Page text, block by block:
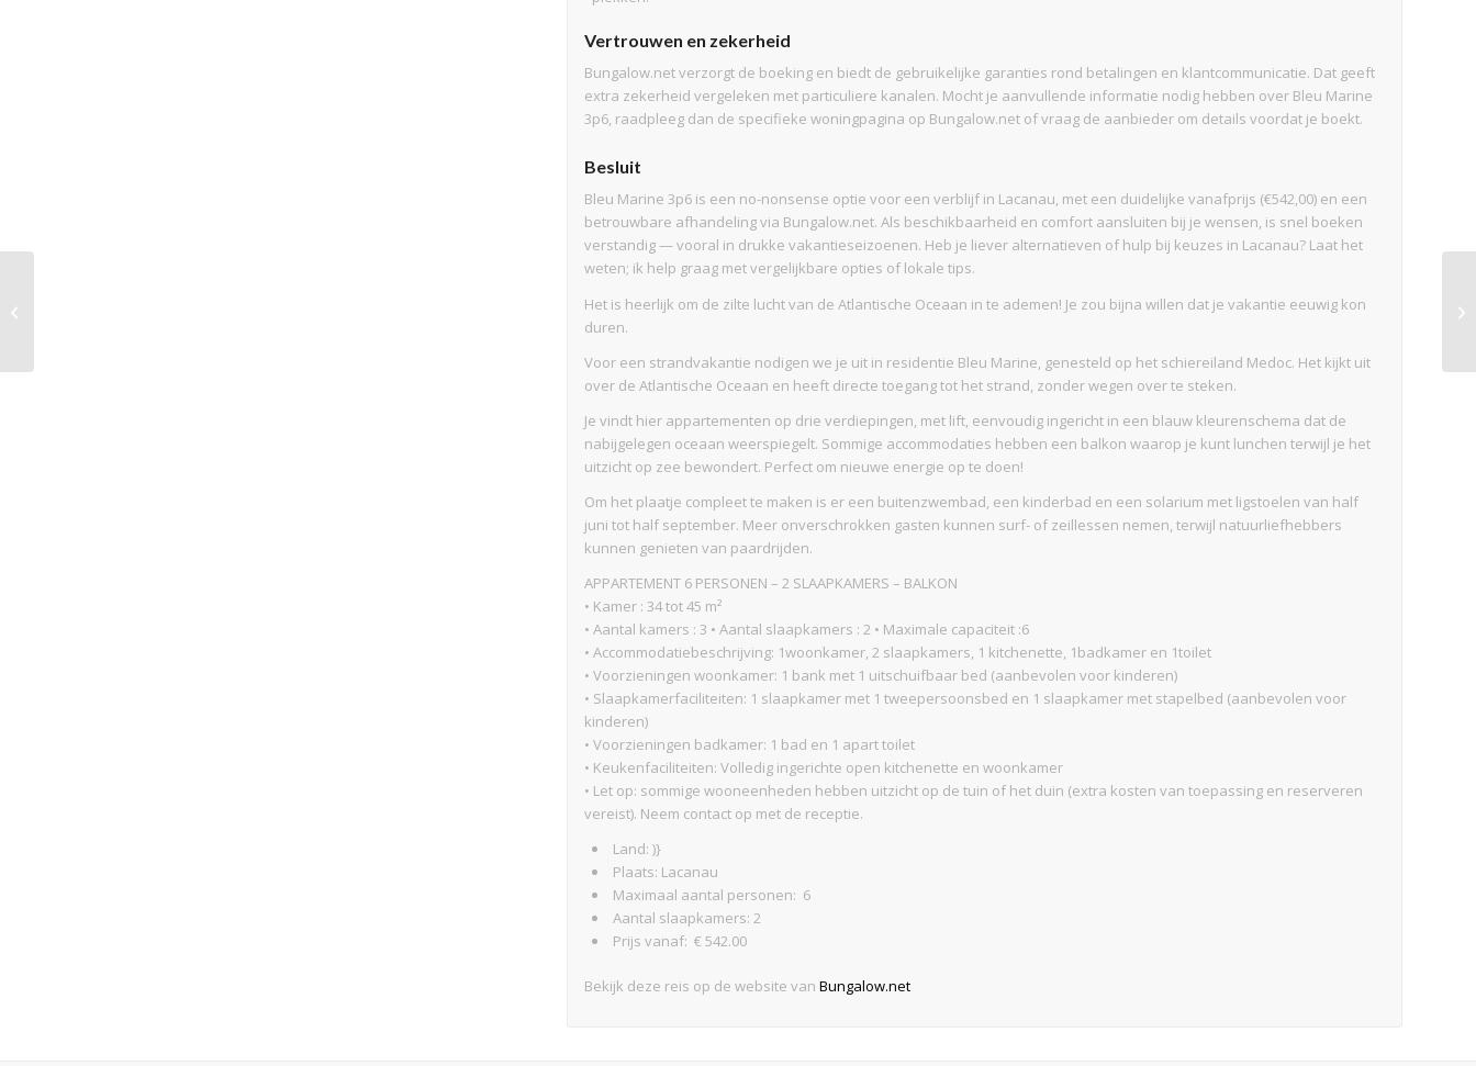
Vertrouwen en zekerheid
Bungalow.net verzorgt de boeking en biedt de gebruikelijke garanties rond betalingen en klantcommunicatie. Dat geeft
extra zekerheid vergeleken met particuliere kanalen. Mocht je aanvullende informatie nodig hebben over Bleu Marine
3p6, raadpleeg dan de specifieke woningpagina op Bungalow.net of vraag de aanbieder om details voordat je boekt.
Besluit
Bleu Marine 3p6 is een no-nonsense optie voor een verblijf in Lacanau, met een duidelijke vanafprijs (€542,00) en een
betrouwbare afhandeling via Bungalow.net. Als beschikbaarheid en comfort aansluiten bij je wensen, is snel boeken
verstandig — vooral in drukke vakantieseizoenen. Heb je liever alternatieven of hulp bij keuzes in Lacanau? Laat het
weten; ik help graag met vergelijkbare opties of lokale tips.
Het is heerlijk om de zilte lucht van de Atlantische Oceaan in te ademen! Je zou bijna willen dat je vakantie eeuwig kon
duren.
Voor een strandvakantie nodigen we je uit in residentie Bleu Marine, genesteld op het schiereiland Medoc. Het kijkt uit
over de Atlantische Oceaan en heeft directe toegang tot het strand, zonder wegen over te steken.
Je vindt hier appartementen op drie verdiepingen, met lift, eenvoudig ingericht in een blauw kleurenschema dat de
nabijgelegen oceaan weerspiegelt. Sommige accommodaties hebben een balkon waarop je kunt lunchen terwijl je het
uitzicht op zee bewondert. Perfect om nieuwe energie op te doen!
Om het plaatje compleet te maken is er een buitenzwembad, een kinderbad en een solarium met ligstoelen van half
juni tot half september. Meer onverschrokken gasten kunnen surf- of zeillessen nemen, terwijl natuurliefhebbers
kunnen genieten van paardrijden.
APPARTEMENT 6 PERSONEN – 2 SLAAPKAMERS – BALKON
• Kamer : 34 tot 45 m²
• Aantal kamers : 3 • Aantal slaapkamers : 2 • Maximale capaciteit :6
• Accommodatiebeschrijving: 1woonkamer, 2 slaapkamers, 1 kitchenette, 1badkamer en 1toilet
• Voorzieningen woonkamer: 1 bank met 1 uitschuifbaar bed (aanbevolen voor kinderen)
• Slaapkamerfaciliteiten: 1 slaapkamer met 1 tweepersoonsbed en 1 slaapkamer met stapelbed (aanbevolen voor
kinderen)
• Voorzieningen badkamer: 1 bad en 1 apart toilet
• Keukenfaciliteiten: Volledig ingerichte open kitchenette en woonkamer
• Let op: sommige wooneenheden hebben uitzicht op de tuin of het duin (extra kosten van toepassing en reserveren
vereist). Neem contact op met de receptie.
Land: )}
Plaats: Lacanau
Maximaal aantal personen: 6
Aantal slaapkamers: 2
Prijs vanaf: € 542.00
Bekijk deze reis op de website vanBungalow.net